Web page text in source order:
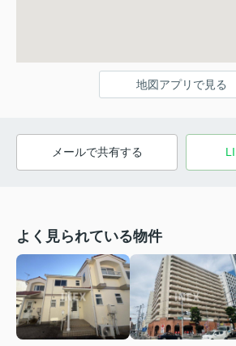
地図アプリで見る
メールで共有する
よく見られている物件